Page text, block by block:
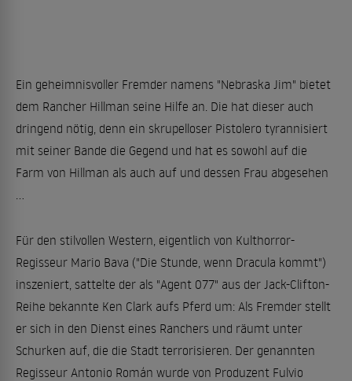
Ein geheimnisvoller Fremder namens "Nebraska Jim" bietet
dem Rancher Hillman seine Hilfe an. Die hat dieser auch
dringend nötig, denn ein skrupelloser Pistolero tyrannisiert
mit seiner Bande die Gegend und hat es sowohl auf die
Farm von Hillman als auch auf und dessen Frau abgesehen
...
Für den stilvollen Western, eigentlich von Kulthorror-
Regisseur Mario Bava ("Die Stunde, wenn Dracula kommt")
inszeniert, sattelte der als "Agent 077" aus der Jack-Clifton-
Reihe bekannte Ken Clark aufs Pferd um: Als Fremder stellt
er sich in den Dienst eines Ranchers und räumt unter
Schurken auf, die die Stadt terrorisieren. Der genannten
Regisseur Antonio Román wurde von Produzent Fulvio